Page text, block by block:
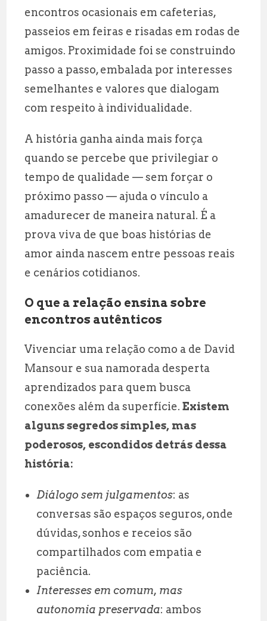
encontros ocasionais em cafeterias,
passeios em feiras e risadas em rodas de
amigos. Proximidade foi se construindo
passo a passo, embalada por interesses
semelhantes e valores que dialogam
com respeito à individualidade.
A história ganha ainda mais força
quando se percebe que privilegiar o
tempo de qualidade — sem forçar o
próximo passo — ajuda o vínculo a
amadurecer de maneira natural. É a
prova viva de que boas histórias de
amor ainda nascem entre pessoas reais
e cenários cotidianos.
O que a relação ensina sobre
encontros autênticos
Vivenciar uma relação como a de David
Mansour e sua namorada desperta
aprendizados para quem busca
conexões além da superfície.Existem
alguns segredos simples, mas
poderosos, escondidos detrás dessa
história:
Diálogo sem julgamentos: as
conversas são espaços seguros, onde
dúvidas, sonhos e receios são
compartilhados com empatia e
paciência.
Interesses em comum, mas
autonomia preservada: ambos